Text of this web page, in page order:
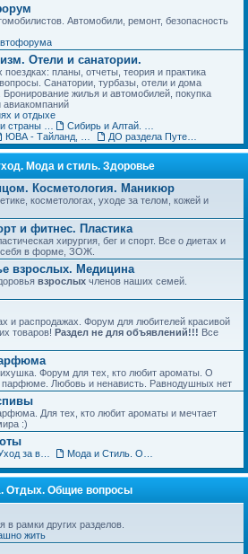
Автомобили, ремонт, безопасность
Отели и санатории.
поездках: планы, отчеты, теория и практика
Санатории, турбазы, отели и дома
жилья и автомобилей, покупка
авиакомпаний
и отдыхе
Мода и стиль. Здоровье
Косметология. Маникюр
косметологах, уходе за телом, кожей и
и фитнес. Пластика
хирургия, бег и спорт. Все о диетах и
себя в форме, ЗОЖ.
взрослых. Медицина
взрослых членов наших семей.
и распродажах. Форум для любителей красивой
товаров! Раздел не для объявлений!!! Все
Форум для тех, кто любит ароматы. О
Любовь и ненависть. Равнодушных нет
Для тех, кто любит ароматы и мечтает
:)
Отдых. Общие вопросы
в рамки других разделов.
жить